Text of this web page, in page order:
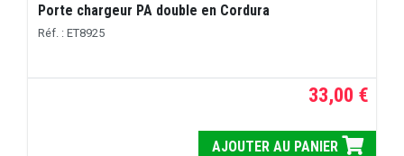
Porte chargeur PA double en Cordura
Réf. : ET8925
33,00 €
AJOUTER AU PANIER